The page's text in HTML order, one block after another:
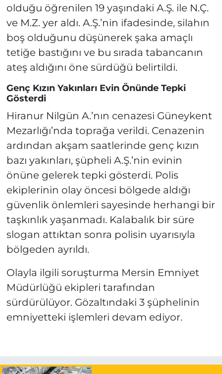
olduğu öğrenilen 19 yaşındaki A.Ş. ile N.Ç.
ve M.Z. yer aldı. A.Ş.’nin ifadesinde, silahın
boş olduğunu düşünerek şaka amaçlı
tetiğe bastığını ve bu sırada tabancanın
ateş aldığını öne sürdüğü belirtildi.
Genç Kızın Yakınları Evin Önünde Tepki
Gösterdi
Hiranur Nilgün A.’nın cenazesi Güneykent
Mezarlığı’nda toprağa verildi. Cenazenin
ardından akşam saatlerinde genç kızın
bazı yakınları, şüpheli A.Ş.’nin evinin
önüne gelerek tepki gösterdi. Polis
ekiplerinin olay öncesi bölgede aldığı
güvenlik önlemleri sayesinde herhangi bir
taşkınlık yaşanmadı. Kalabalık bir süre
slogan attıktan sonra polisin uyarısıyla
bölgeden ayrıldı.
Olayla ilgili soruşturma Mersin Emniyet
Müdürlüğü ekipleri tarafından
sürdürülüyor. Gözaltındaki 3 şüphelinin
emniyetteki işlemleri devam ediyor.